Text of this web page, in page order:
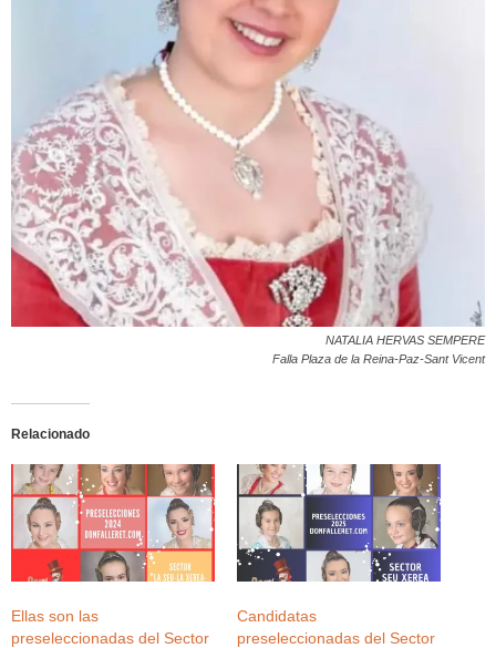
NATALIA HERVAS SEMPERE
Falla Plaza de la Reina-Paz-Sant Vicent
Relacionado
Ellas son las
preseleccionadas del Sector
Candidatas
preseleccionadas del Sector